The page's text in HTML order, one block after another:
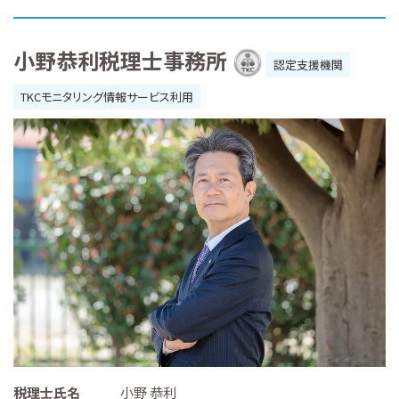
小野恭利税理士事務所
認定支援機関
TKCモニタリング情報サービス利用
税理士氏名 小野 恭利